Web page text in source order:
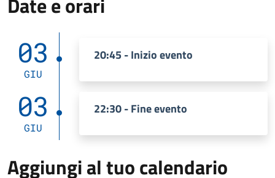
03
GIU
20:45 - Inizio evento
03
GIU
22:30 - Fine evento
Aggiungi al tuo calendario